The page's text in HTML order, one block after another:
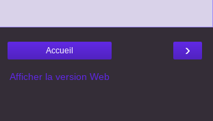
›
Accueil
Afficher la version Web